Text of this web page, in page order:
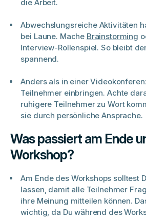
die Arbeit.
Abwechslungsreiche Aktivitäten
bei Laune. Mache Brainstorming
Interview-Rollenspiel. So bleibt
spannend.
Anders als in einer
Teilnehmer einbringen. Achte
ruhigere Teilnehmer zu Wort
sie durch persönliche Ansprache.
Was passiert am Ende
Workshop?
Am Ende des Workshops solltest
lassen, damit alle Teilnehmer
ihre Meinung mitteilen können.
wichtig, da Du während des